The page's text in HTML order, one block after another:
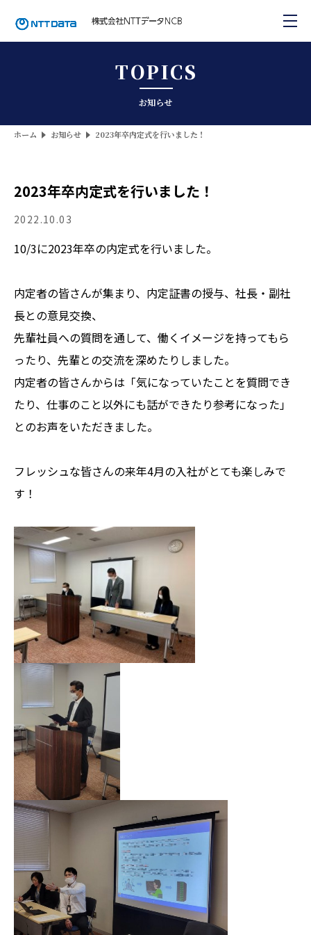
TOPICS
お知らせ
ホーム お知らせ 2023年卒内定式を行いました！
2023年卒内定式を行いました！
2022.10.03
10/3に2023年卒の内定式を行いました。
内定者の皆さんが集まり、内定証書の授与、社長・副社
長との意見交換、
先輩社員への質問を通して、働くイメージを持ってもら
ったり、先輩との交流を深めたりしました。
内定者の皆さんからは「気になっていたことを質問でき
たり、仕事のこと以外にも話ができたり参考になった」
とのお声をいただきました。
フレッシュな皆さんの来年4月の入社がとても楽しみで
す！